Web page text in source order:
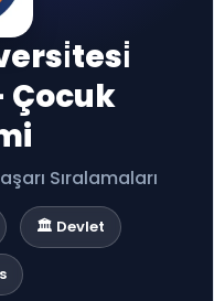
Sıralamaları
🏛️ Devlet